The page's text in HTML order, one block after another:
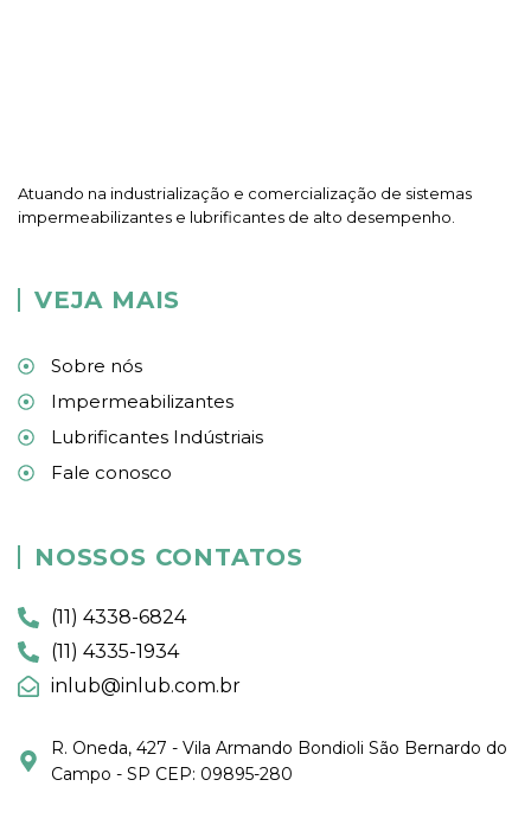
Atuando na industrialização e comercialização de sistemas
impermeabilizantes e lubrificantes de alto desempenho.
VEJA MAIS
Sobre nós
Impermeabilizantes
Lubrificantes Indústriais
Fale conosco
NOSSOS CONTATOS
(11) 4338-6824
(11) 4335-1934
inlub@inlub.com.br
R. Oneda, 427 - Vila Armando Bondioli São Bernardo do
Campo - SP CEP: 09895-280